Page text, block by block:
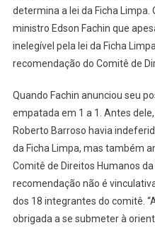
determina a lei da Ficha
ministro Edson Fachin que
inelegível pela lei da Ficha
recomendação do Comitê de
Quando Fachin anunciou seu
empatada em 1 a 1. Antes
Roberto Barroso havia
da Ficha Limpa, mas também
Comitê de Direitos Humanos
recomendação não é
dos 18 integrantes do comitê.
obrigada a se submeter à